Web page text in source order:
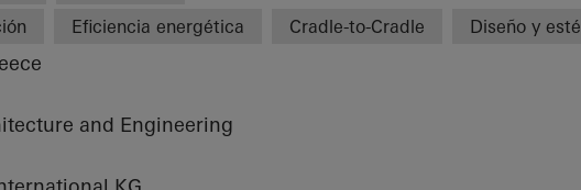
Eficiencia energética Cradle-to-Cradle Diseño y
and Engineering